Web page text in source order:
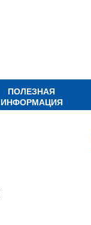
ПОЛЕЗНАЯ
ИНФОРМАЦИЯ